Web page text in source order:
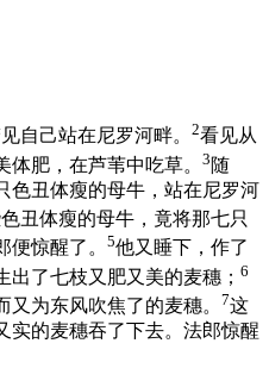
自己站在尼罗河畔。 2看见从
肥，在芦苇中吃草。 3 随
色丑体瘦的母牛，站在尼罗河
丑体瘦的母牛，竟将那七只
惊醒了。 5他又睡下，作了
了七枝又肥又美的麦穗； 6
为东风吹焦了的麦穗。 7这
实的麦穗吞了下去。法郎惊醒